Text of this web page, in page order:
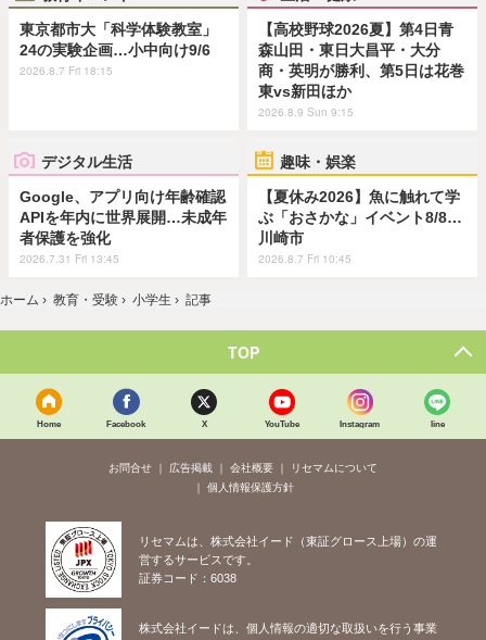
東京都市大「科学体験教室」
24の実験企画…小中向け9/6
2026.8.7 Fri 18:15
【高校野球2026夏】第4日青
森山田・東日大昌平・大分
商・英明が勝利、第5日は花巻
東vs新田ほか
2026.8.9 Sun 9:15
デジタル生活
Google、アプリ向け年齢確認
APIを年内に世界展開…未成年
者保護を強化
2026.7.31 Fri 13:45
趣味・娯楽
【夏休み2026】魚に触れて学
ぶ「おさかな」イベント8/8…
川崎市
2026.8.7 Fri 10:45
ホーム › 教育・受験 › 小学生 › 記事
TOP
Home Facebook X YouTube Instagram line
お問合せ 広告掲載 会社概要
リセマムについて
個人情報保護方針
リセマムは、株式会社イード（東証グロース上場）の運
営するサービスです。
証券コード：6038
株式会社イードは、個人情報の適切な取扱いを行う事業